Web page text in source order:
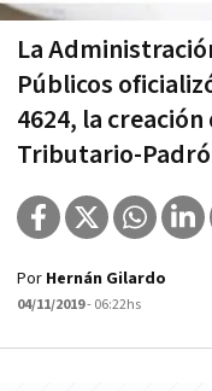
La
Públicos
4624, la
Tributario-
Por Hernán Gilardo
04/11/2019- 06:22hs